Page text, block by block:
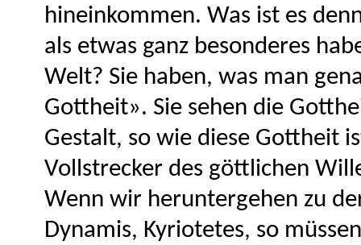
hineinkommen. Was ist es
als etwas ganz besonderes
Welt? Sie haben, was man
Gottheit». Sie sehen die
Gestalt, so wie diese Gottheit
Vollstrecker des göttlichen
Wenn wir heruntergehen zu
Dynamis, Kyriotetes, so